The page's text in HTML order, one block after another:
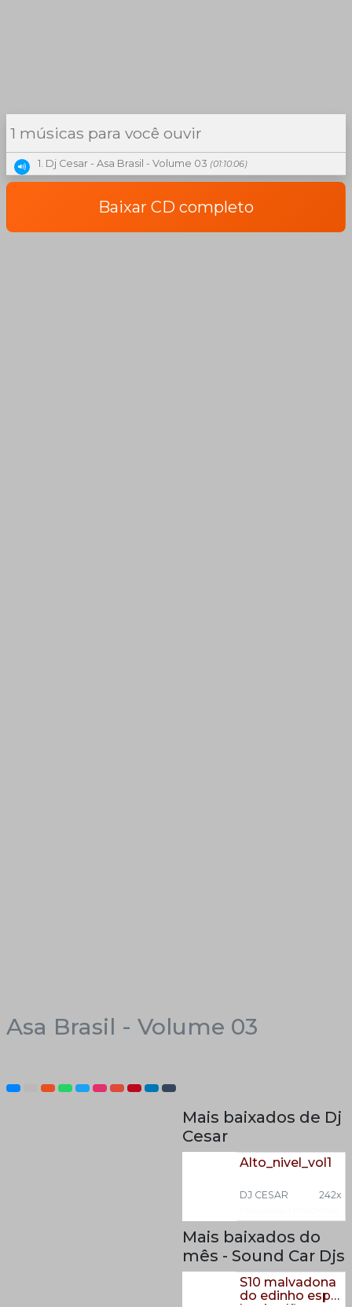
1 músicas para você ouvir
1. Dj Cesar - Asa Brasil - Volume 03 (01:10:06)
Baixar CD completo
Asa Brasil - Volume 03
Mais baixados de Dj
Cesar
Alto_nivel_vol1
242x
DJ CESAR
Mais baixados do
mês - Sound Car Djs
S10 malvadona
do edinho esp